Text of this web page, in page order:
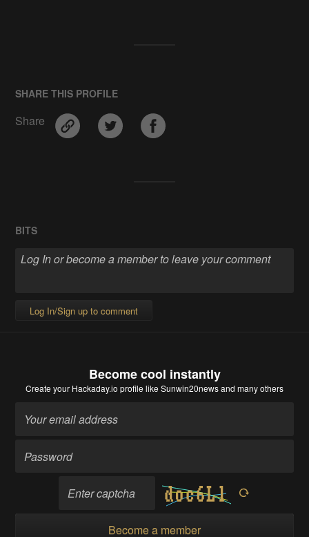
SHARE THIS PROFILE
Share
BITS
Log In/Sign up to comment
Become cool instantly
Create your Hackaday.io profile like Sunwin20news and many others
Become a member